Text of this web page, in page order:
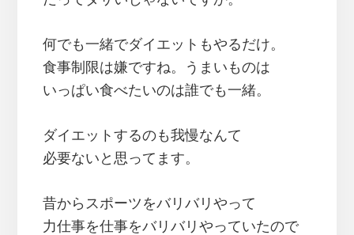
何でも一緒でダイエットもやるだけ。
食事制限は嫌ですね。うまいものは
いっぱい食べたいのは誰でも一緒。
ダイエットするのも我慢なんて
必要ないと思ってます。
昔からスポーツをバリバリやって
力仕事を仕事をバリバリやっていたので